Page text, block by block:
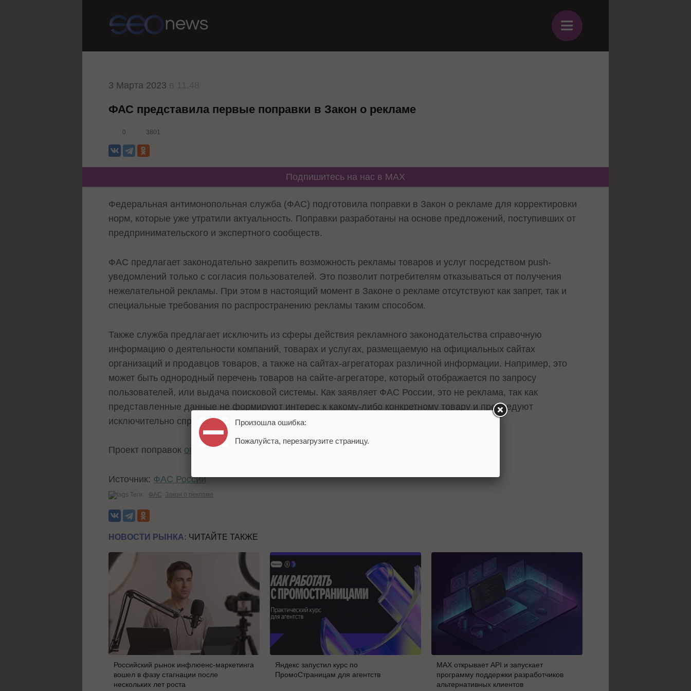
≡
3 Марта 2023
ФАС представила первые поправки в Закон о рекламе
0 3801
Подпишитесь на нас в MAX
Федеральная антимонопольная служба (ФАС) подготовила поправки в Закон о рекламе для корректировки
норм, которые уже утратили актуальность. Поправки разработаны на основе предложений, поступивших от
предпринимательского и экспертного сообществ.
ФАС предлагает законодательно закрепить возможность рекламы товаров и услуг посредством push-
уведомлений только с согласия пользователей. Это позволит потребителям отказываться от получения
нежелательной рекламы. При этом в настоящий момент в Законе о рекламе отсутствуют как запрет, так и
специальные требования по распространению рекламы таким способом.
Также служба предлагает исключить из сферы действия рекламного законодательства справочную
информацию о деятельности компаний, товарах и услугах, размещаемую на официальных сайтах
организаций и продавцов товаров, а также на сайтах-агрегаторах различной информации. Например, это
может быть однородный перечень товаров на сайте-агрегаторе, который отображается по запросу
пользователей, или выдача поисковой системы. Как заявляет ФАС России, это не реклама, так как
представленные данные не формируют интерес к какому-либо конкретному товару и преследуют
исключительно справочно-информационные цели.
Проект поправок опубликован
Источник: ФАС России
Теги: ФАС Закон о рекламе
НОВОСТИ РЫНКА: ЧИТАЙТЕ ТАКЖЕ
Российский рынок инфлюенс-маркетинга
вошел в фазу стагнации после
нескольких лет роста
Яндекс запустил курс по
ПромоСтраницам для агентств
MAX открывает API и запускает
программу поддержки разработчиков
альтернативных клиентов
Произошла ошибка:
Пожалуйста, перезагрузите страницу.